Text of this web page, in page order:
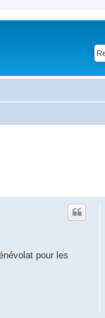
pour les